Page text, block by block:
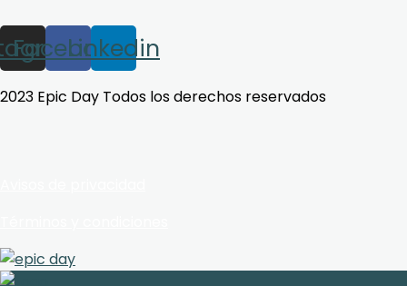
Facebook
Linkedin
2023 Epic Day Todos los derechos reservados